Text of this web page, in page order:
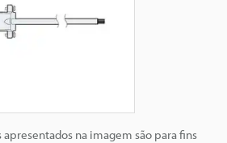
na imagem são para fins